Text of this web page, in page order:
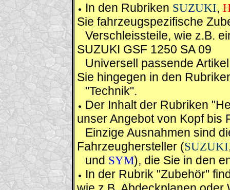
In den Rubriken SUZUKI,
Sie fahrzeugspezifische
Verschleissteile, wie z.B.
SUZUKI GSF 1250 SA 09
Universell passende
Sie hingegen in den
"Technik".
Der Inhalt der Rubriken
unser Angebot von Kopf bis
Einzige Ausnahmen sind
Fahrzeughersteller (SUZUKI
und SYM), die Sie in den
In der Rubrik "Zubehör"